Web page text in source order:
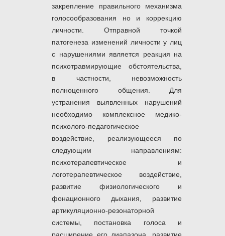
закрепление правильного механизма
голосообразования но и коррекцию
личности. Отправной точкой
патогенеза изменений личности у лиц
с нарушениями является реакция на
психотравмирующие обстоятельства,
в частности, невозможность
полноценного общения. Для
устранения выявленных нарушений
необходимо комплексное медико-
психолого-педагогическое
воздействие, реализующееся по
следующим направлениям:
психотерапевтическое и
логотерапевтическое воздействие,
развитие физиологического и
фонационного дыхания, развитие
артикуляционно-резонаторной
системы, постановка голоса и